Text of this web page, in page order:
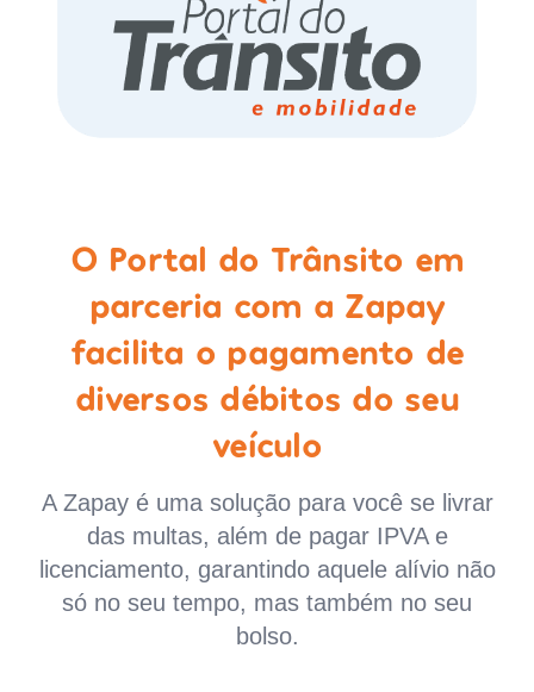
O Portal do Trânsito em
parceria com a Zapay
facilita o pagamento de
diversos débitos do seu
veículo
A Zapay é uma solução para você se livrar
das multas, além de pagar IPVA e
licenciamento, garantindo aquele alívio não
só no seu tempo, mas também no seu
bolso.